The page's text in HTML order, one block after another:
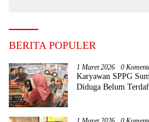
BERITA POPULER
1 Maret 2026 0
Karyawan SPPG
Diduga Belum